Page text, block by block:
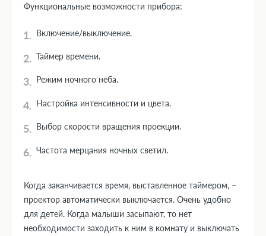
Функциональные возможности прибора:
Включение/выключение.
Таймер времени.
Режим ночного неба.
Настройка интенсивности и цвета.
Выбор скорости вращения проекции.
Частота мерцания ночных светил.
Когда заканчивается время, выставленное таймером, –
проектор автоматически выключается. Очень удобно
для детей. Когда малыши засыпают, то нет
необходимости заходить к ним в комнату и выключать